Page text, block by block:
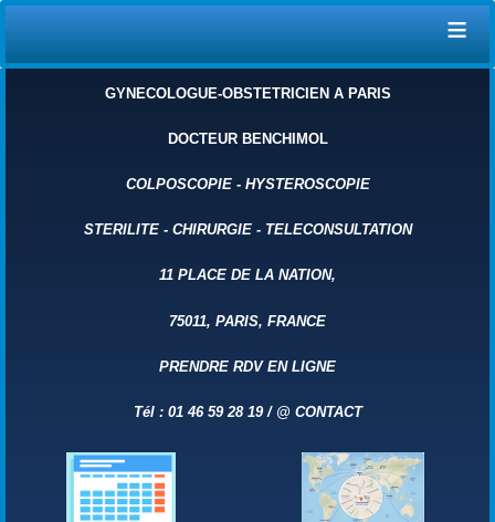
≡
GYNECOLOGUE-OBSTETRICIEN A PARIS
DOCTEUR BENCHIMOL
COLPOSCOPIE- HYSTEROSCOPIE
STERILITE- CHIRURGIE- TELECONSULTATION
11 PLACE DE LA NATION,
75011, PARIS, FRANCE
PRENDRE RDV EN LIGNE
Tél : 01 46 59 28 19 / @ CONTACT